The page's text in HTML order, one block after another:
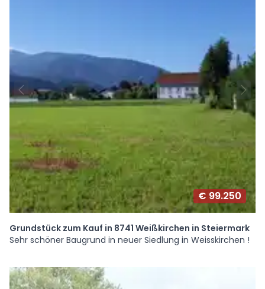
€ 99.250
Grundstück zum Kauf in 8741 Weißkirchen in Steiermark
Sehr schöner Baugrund in neuer Siedlung in Weisskirchen !